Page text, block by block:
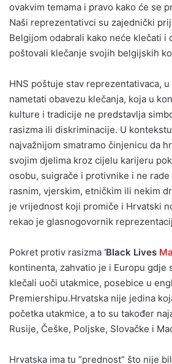
ovakvim temama i pravo kako će se
Naši reprezentativci su zajednički
Belgijom odabrali kako neće klečati i
poštovali klečanje svojih belgijskih
HNS poštuje stav reprezentativaca,
nametati obavezu klečanja, koja u
kulture i tradicije ne predstavlja
rasizma ili diskriminacije. U
najvažnijom smatramo činjenicu da
svojim djelima kroz cijelu karijeru
osobu, suigrače i protivnike i ne
rasnim, vjerskim, etničkim ili nekim
je vrijednost koji promiče i Hrvatski
rekao je glasnogovornik
Pokret protiv rasizma ‘Black Lives
kontinenta, zahvatio je i Europu gdje
klečali uoči utakmice, posebice u
Premiershipu.Hrvatska nije jedina
početka utakmice, a to su također
Rusije, Češke, Poljske, Slovačke i
Hrvatska ima tu ”prednost” što nije